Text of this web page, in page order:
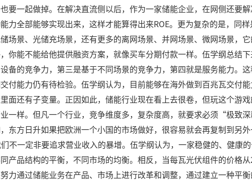
要一起做掉。在解决直流侧以后，作为一家储能企业，在网侧还要
力全部能够实现出来，这样才能算得出来ROE。更为复杂的是，同
场景、光储充场景，还有更多的离网场景、并网场景、微网场景，
你能不能给他提供融资方案，就像买车分期付款一样。伍学纲总结
备的竞争力，第三是基于不同场景的竞争力，第四就是服务能力。
付能力仍有待检验。伍学纲认为，目前能够在海外做到百兆瓦交付
面还有子变量。正因如此，储能行业现在看上去很卷，但玩这个游
一样。但凡一个行业，竞争维度多，复杂度高，就要求必须“极致
东方日升如果把欧洲一个小国的市场做好，很容易就会再复制到另
不一定非要追求营业收入的暴增。伍学纲认为，一家稳健的、健康
产品结构的平衡，不同市场的均衡。相反，当每瓦光伏组件的价格
力通过储能业务在产品、市场上进行改革和调整，通过建立一种平衡